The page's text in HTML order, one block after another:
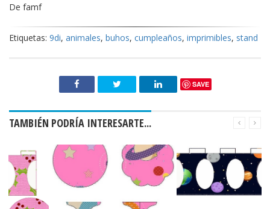
De famf
Etiquetas: 9di, animales, buhos, cumpleaños, imprimibles, stand
SAVE
TAMBIÉN PODRÍA INTERESARTE...